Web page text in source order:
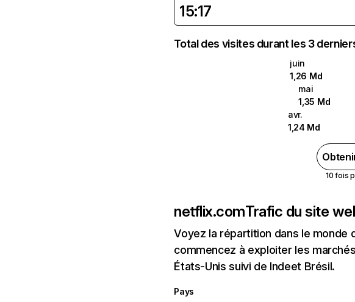
15:17
Total des visites durant les 3
juin
1,26 Md
mai
1,35 Md
avr.
1,24 Md
10 fois
netflix.comTrafic du site
Voyez la répartition dans le
commencez à exploiter les
États-Unis suivi de Indeet Brésil.
Pays